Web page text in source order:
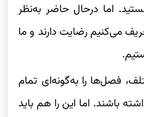
اما درحال حاضر به‌نظر
می‌کنیم رضایت دارند و ما
فصل‌ها را به‌گونه‌ای تمام
باشند. اما این را هم باید